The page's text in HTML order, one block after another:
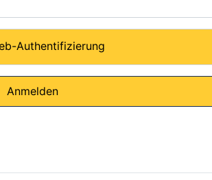
Authentifizierung
Anmelden